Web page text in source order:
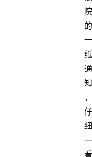
院
的
一
纸
通
知
，
仔
细
一
看